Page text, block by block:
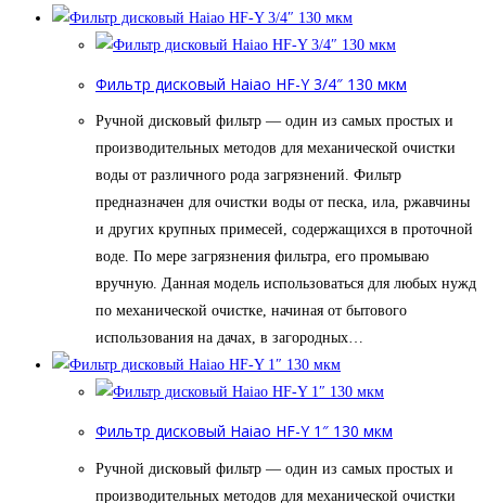
Фильтр дисковый Haiao HF-Y 3/4″ 130 мкм
Ручной дисковый фильтр — один из самых простых и
производительных методов для механической очистки
воды от различного рода загрязнений. Фильтр
предназначен для очистки воды от песка, ила, ржавчины
и других крупных примесей, содержащихся в проточной
воде. По мере загрязнения фильтра, его промываю
вручную. Данная модель использоваться для любых нужд
по механической очистке, начиная от бытового
использования на дачах, в загородных…
Фильтр дисковый Haiao HF-Y 1″ 130 мкм
Ручной дисковый фильтр — один из самых простых и
производительных методов для механической очистки